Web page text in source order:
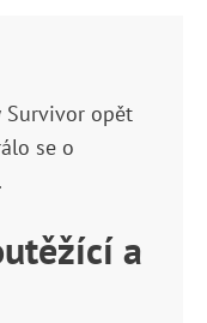
Survivor opět
se o
.
a